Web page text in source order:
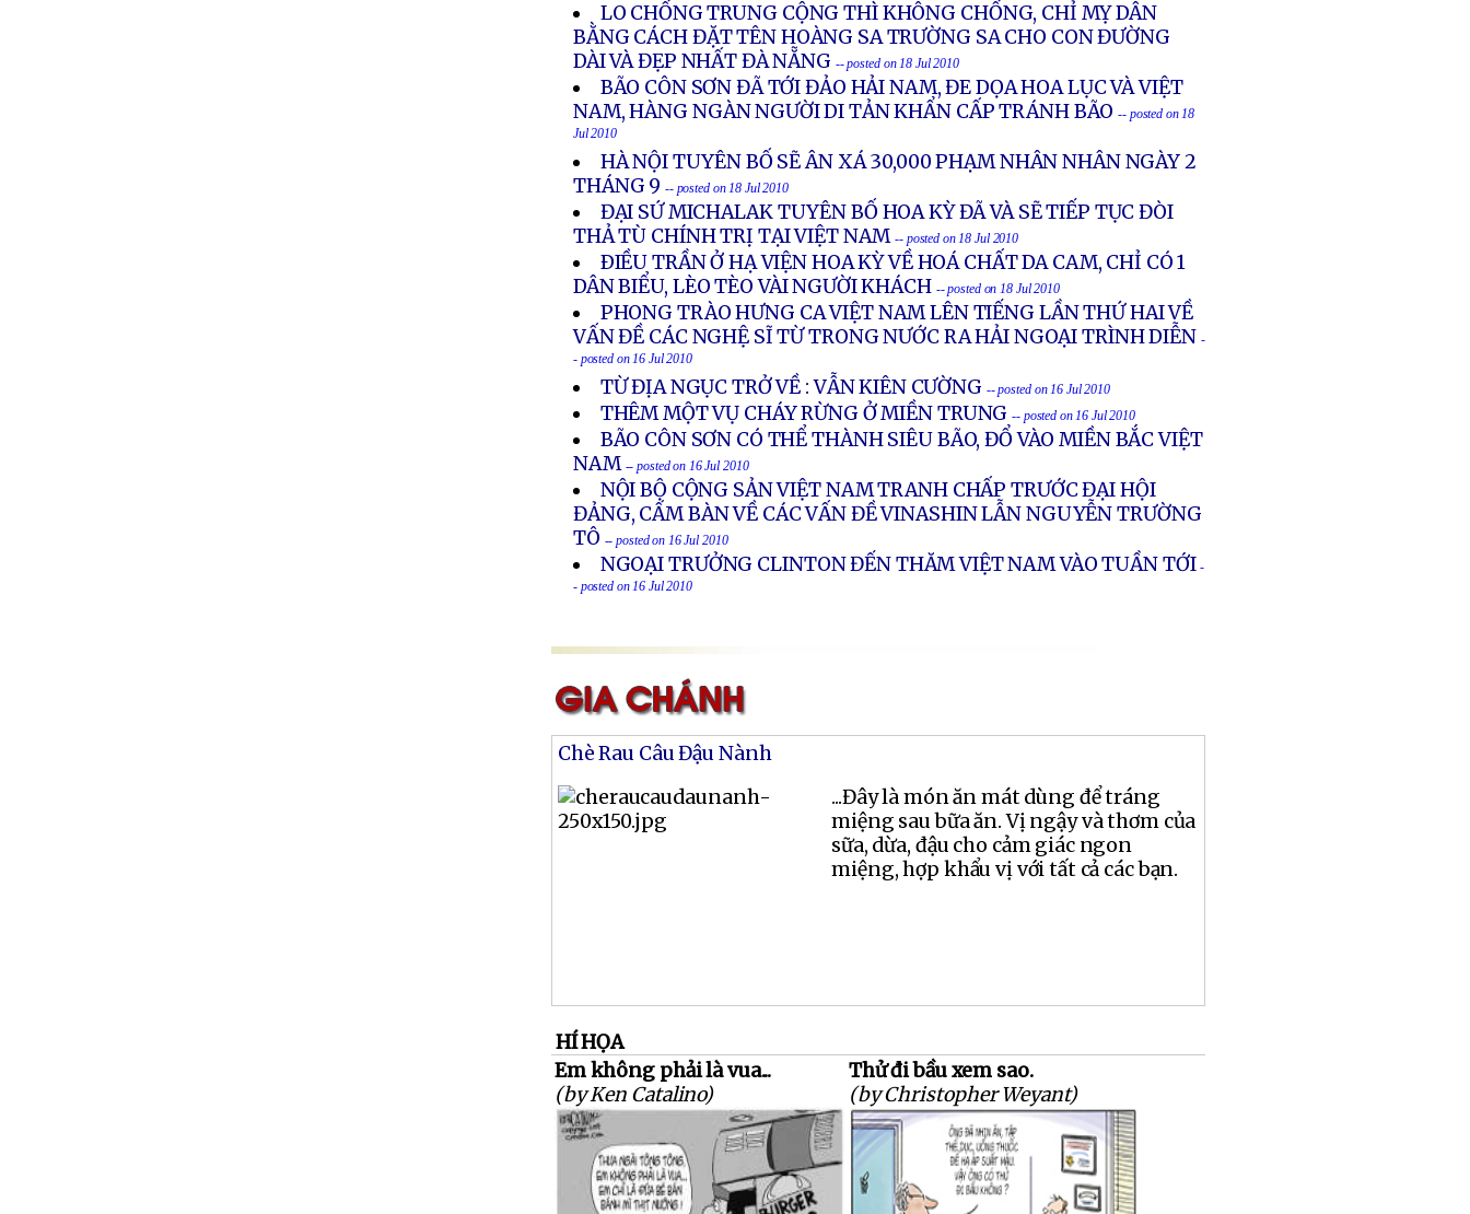
LO CHỐNG TRUNG CỘNG THÌ KHÔNG CHỐNG, CHỈ MỴ DÂN
BẰNG CÁCH ĐẶT TÊN HOÀNG SA TRƯỜNG SA CHO CON ĐƯỜNG
DÀI VÀ ĐẸP NHẤT ĐÀ NẴNG -- posted on 18 Jul 2010
BÃO CÔN SƠN ĐÃ TỚI ĐẢO HẢI NAM, ĐE DỌA HOA LỤC VÀ VIỆT
NAM, HÀNG NGÀN NGƯỜI DI TẢN KHẨN CẤP TRÁNH BÃO -- posted on 18
Jul 2010
HÀ NỘI TUYÊN BỐ SẼ ÂN XÁ 30,000 PHẠM NHÂN NHÂN NGÀY 2
THÁNG 9 -- posted on 18 Jul 2010
ĐẠI SỨ MICHALAK TUYÊN BỐ HOA KỲ ĐÃ VÀ SẼ TIẾP TỤC ĐÒI
THẢ TÙ CHÍNH TRỊ TẠI VIỆT NAM-- posted on 18 Jul 2010
ÐIỀU TRẦN Ở HẠ VIỆN HOA KỲ VỀ HOÁ CHẤT DA CAM, CHỈ CÓ 1
DÂN BIỂU, LÈO TÈO VÀI NGƯỜI KHÁCH -- posted on 18 Jul 2010
PHONG TRÀO HƯNG CA VIỆT NAM LÊN TIẾNG LẦN THỨ HAI VỀ
VẤN ĐỀ CÁC NGHỆ SĨ TỪ TRONG NƯỚC RA HẢI NGOẠI TRÌNH DIỄN -
- posted on 16 Jul 2010
TỪ ĐỊA NGỤC TRỞ VỀ : VẪN KIÊN CƯỜNG -- posted on 16 Jul 2010
THÊM MỘT VỤ CHÁY RỪNG Ở MIỀN TRUNG -- posted on 16 Jul 2010
BÃO CÔN SƠN CÓ THỂ THÀNH SIÊU BÃO, ĐỔ VÀO MIỀN BẮC VIỆT
NAM -- posted on 16 Jul 2010
NỘI BỘ CỘNG SẢN VIỆT NAM TRANH CHẤP TRƯỚC ĐẠI HỘI
ĐẢNG, CẤM BÀN VỀ CÁC VẤN ĐỀ VINASHIN LẪN NGUYỄN TRƯỜNG
TÔ -- posted on 16 Jul 2010
NGOẠI TRƯỞNG CLINTON ĐẾN THĂM VIỆT NAM VÀO TUẦN TỚI-
- posted on 16 Jul 2010
Chè Rau Câu Đậu Nành
...Đây là món ăn mát dùng để tráng
miệng sau bữa ăn. Vị ngậy và thơm của
sữa, dừa, đậu cho cảm giác ngon
miệng, hợp khẩu vị với tất cả các bạn.
HÍ HỌA
Em không phải là vua...
(by Ken Catalino)
Thử đi bầu xem sao.
(by Christopher Weyant)